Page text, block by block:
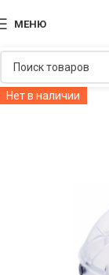
МЕНЮ
Нет в наличии